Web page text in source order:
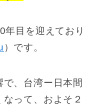
年目を迎えており
）です。
、台湾ー日本間
って、およそ２